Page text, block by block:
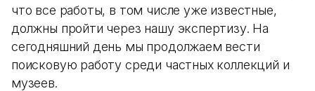
что все работы, в том числе уже известные,
должны пройти через нашу экспертизу. На
сегодняшний день мы продолжаем вести
поисковую работу среди частных коллекций и
музеев.